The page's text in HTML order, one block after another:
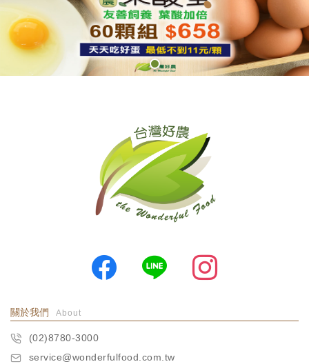
關於我們 About
(02)8780-3000
service@wonderfulfood.com.tw